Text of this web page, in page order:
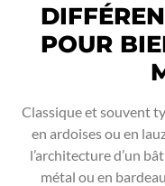
POUR
Classique et souvent
en ardoises ou en
l’architecture d’un
métal ou en